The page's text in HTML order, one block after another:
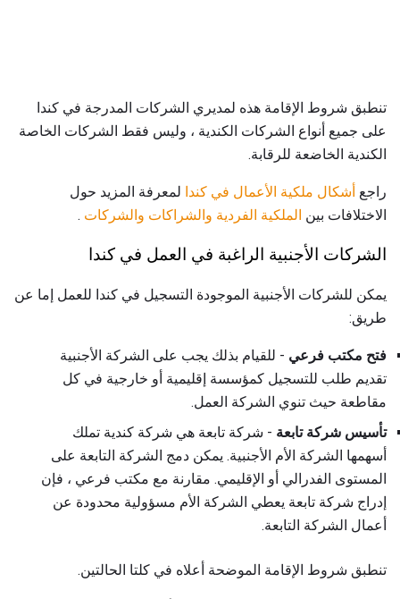
تنطبق شروط الإقامة هذه لمديري الشركات المدرجة في كندا
على جميع أنواع الشركات الكندية ، وليس فقط الشركات الخاصة
الكندية الخاضعة للرقابة.
راجع أشكال ملكية الأعمال في كندا لمعرفة المزيد حول
الاختلافات بين الملكية الفردية والشراكات والشركات .
الشركات الأجنبية الراغبة في العمل في كندا
يمكن للشركات الأجنبية الموجودة التسجيل في كندا للعمل إما عن
طريق:
فتح مكتب فرعي - للقيام بذلك يجب على الشركة الأجنبية
تقديم طلب للتسجيل كمؤسسة إقليمية أو خارجية في كل
مقاطعة حيث تنوي الشركة العمل.
تأسيس شركة تابعة - شركة تابعة هي شركة كندية تملك
أسهمها الشركة الأم الأجنبية. يمكن دمج الشركة التابعة على
المستوى الفدرالي أو الإقليمي. مقارنة مع مكتب فرعي ، فإن
إدراج شركة تابعة يعطي الشركة الأم مسؤولية محدودة عن
أعمال الشركة التابعة.
تنطبق شروط الإقامة الموضحة أعلاه في كلتا الحالتين.